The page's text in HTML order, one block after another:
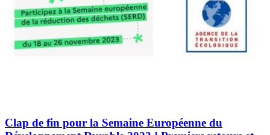
Clap de fin pour la Semaine Européenne du